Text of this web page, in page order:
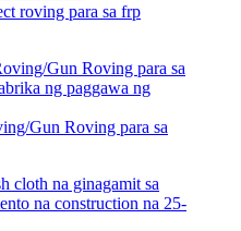
roving para sa frp
Gun Roving para sa